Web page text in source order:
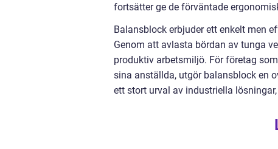
fortsätter ge de förväntade
Balansblock erbjuder ett enkelt men
Genom att avlasta bördan av tunga
produktiv arbetsmiljö. För företag
sina anställda, utgör balansblock en
ett stort urval av industriella